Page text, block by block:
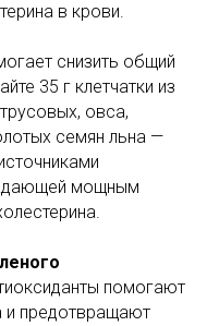
в крови.
снизить общий
35 г клетчатки из
овса,
семян льна —
мощным
помогают
и предотвращают